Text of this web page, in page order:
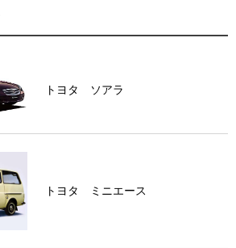
トヨタ ソアラ
トヨタ ミニエース